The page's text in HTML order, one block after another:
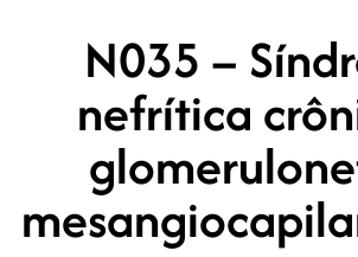
N035 –
nefrítica